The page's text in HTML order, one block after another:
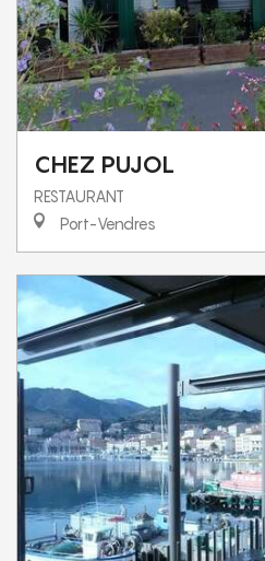
CHEZ PUJOL
RESTAURANT
Port-Vendres